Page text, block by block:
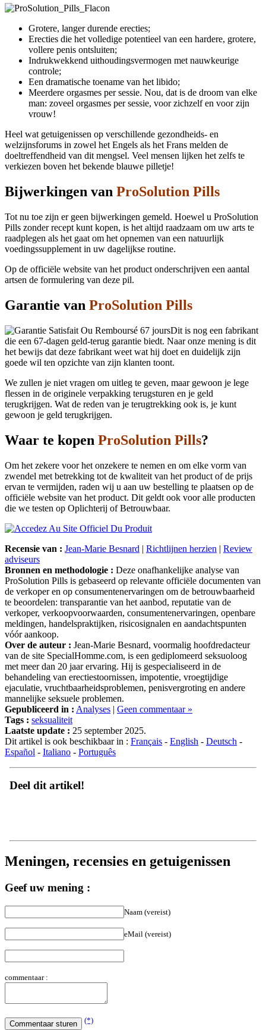
Grotere, langer durende erecties;
Erecties die het volledige potentieel van een hardere, grotere,
vollere penis ontsluiten;
Indrukwekkend uithoudingsvermogen met nauwkeurige
controle;
Een dramatische toename van het libido;
Meerdere orgasmes per sessie. Nou, dat is de droom van elke
man: zoveel orgasmes per sessie, voor zichzelf en voor zijn
vrouw!
Heel wat getuigenissen op verschillende gezondheids- en
welzijnsforums in zowel het Engels als het Frans melden de
doeltreffendheid van dit mengsel. Veel mensen lijken het zelfs te
verkiezen boven het bekende blauwe pilletje!
Bijwerkingen van ProSolution Pills
Tot nu toe zijn er geen bijwerkingen gemeld. Hoewel u ProSolution
Pills zonder recept kunt kopen, is het altijd raadzaam om uw arts te
raadplegen als het gaat om het opnemen van een natuurlijk
voedingssupplement in uw dagelijkse routine.
Op de officiële website van het product onderschrijven een aantal
artsen de formulering van deze pil.
Garantie van ProSolution Pills
Dit is nog een fabrikant
die een 67-dagen geld-terug garantie biedt. Naar onze mening is dit
het bewijs dat deze fabrikant weet wat hij doet en duidelijk zijn
goede wil ten opzichte van zijn klanten toont.
We zullen je niet vragen om uitleg te geven, maar gewoon je lege
flessen in de originele verpakking terugsturen en je geld
terugkrijgen. Wat de reden van je terugtrekking ook is, je kunt
gewoon je geld terugkrijgen.
Waar te kopen ProSolution Pills?
Om het zekere voor het onzekere te nemen en om elke vorm van
zwendel met betrekking tot de kwaliteit van het product of de prijs
ervan te vermijden, raden wij u aan uw bestelling te plaatsen op de
officiële website van het product. Dit geldt ook voor alle producten
die we testen op Oplichterij of Betrouwbaar.
Recensie van : Jean-Marie Besnard | Richtlijnen herzien | Review
adviseurs
Bronnen en methodologie : Deze onafhankelijke analyse van
ProSolution Pills is gebaseerd op relevante officiële documenten van
de verkoper en op consumentenervaringen om de betrouwbaarheid
te beoordelen: transparantie van het aanbod, reputatie van de
verkoper, verkoopvoorwaarden, consumentenervaringen, openbare
meldingen, handelspraktijken, risicosignalen en aandachtspunten
vóór aankoop.
Over de auteur : Jean-Marie Besnard, voormalig hoofdredacteur
van de site SpecialHomme.com, is een gediplomeerd seksuoloog
met meer dan 20 jaar ervaring. Hij is gespecialiseerd in de
behandeling van erectiestoornissen, impotentie, vroegtijdige
ejaculatie, vruchtbaarheidsproblemen, penisvergroting en andere
mannelijke seksuele problemen.
Gepubliceerd in : Analyses | Geen commentaar »
Tags : seksualiteit
Laatste update : 25 september 2025.
Dit artikel is ook beschikbaar in : Français - English - Deutsch -
Español - Italiano - Português
Deel dit artikel!
Meningen, recensies en getuigenissen
Geef uw mening :
Naam (vereist)
eMail (vereist)
commentaar :
(*)